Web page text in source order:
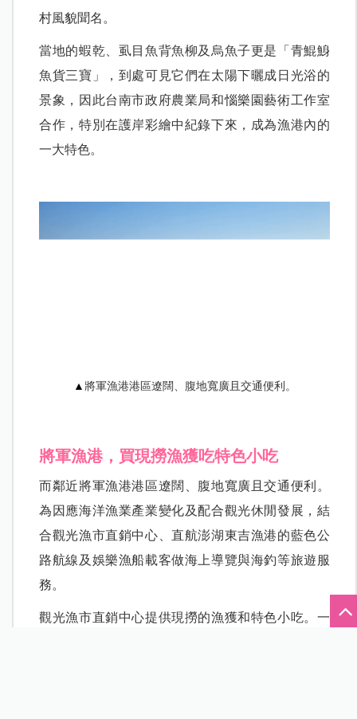
村風貌聞名。
當地的蝦乾、虱目魚背魚柳及烏魚子更是「青鯤鯓
魚貨三寶」，到處可見它們在太陽下曬成日光浴的
景象，因此台南市政府農業局和惱樂園藝術工作室
合作，特別在護岸彩繪中紀錄下來，成為漁港內的
一大特色。
▲ 將軍漁港港區遼闊、腹地寬廣且交通便利。
將軍漁港，買現撈漁獲吃特色小吃
而鄰近將軍漁港港區遼闊、腹地寬廣且交通便利。
為因應海洋漁業產業變化及配合觀光休閒發展，結
合觀光漁市直銷中心、直航澎湖東吉漁港的藍色公
路航線及娛樂漁船載客做海上導覽與海釣等旅遊服
務。
觀光漁市直銷中心提供現撈的漁獲和特色小吃。一